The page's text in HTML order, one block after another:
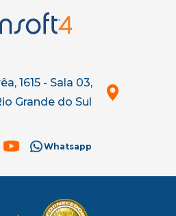
1615 - Sala 03,
Grande do Sul
Whatsapp